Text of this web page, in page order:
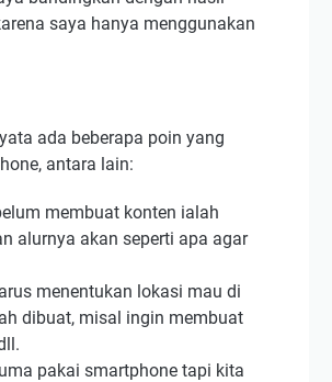
saya hanya menggunakan
ada beberapa poin yang
antara lain:
membuat konten ialah
alurnya akan seperti apa agar
menentukan lokasi mau di
dibuat, misal ingin membuat
pakai smartphone tapi kita